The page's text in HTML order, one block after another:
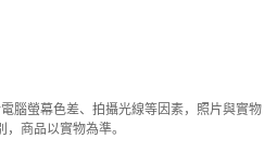
腦螢幕色差、拍攝光線等因素，照片與實物
，商品以實物為準。